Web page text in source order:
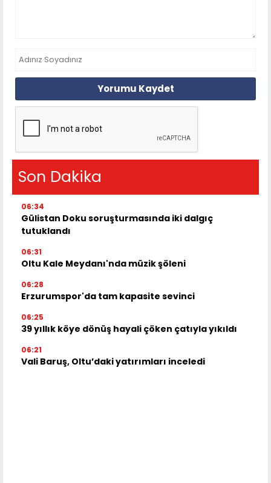
Yorumu Kaydet
Son Dakika
06:34
Gülistan Doku soruşturmasında iki dalgıç
tutuklandı
06:31
Oltu Kale Meydanı'nda müzik şöleni
06:28
Erzurumspor'da tam kapasite sevinci
06:25
39 yıllık köye dönüş hayali çöken çatıyla yıkıldı
06:21
Vali Baruş, Oltu’daki yatırımları inceledi